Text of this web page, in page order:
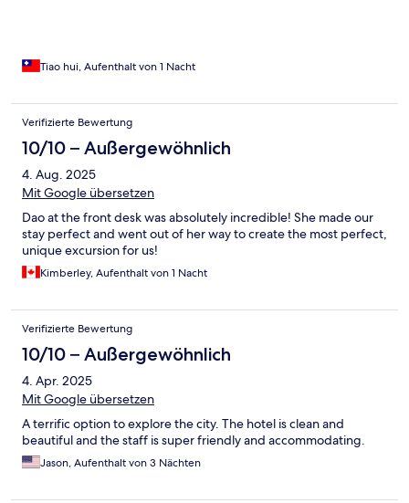
Tiao hui, Aufenthalt von 1 Nacht
Verifizierte Bewertung
10/10 – Außergewöhnlich
4. Aug. 2025
Mit Google übersetzen
Dao at the front desk was absolutely incredible! She made our
stay perfect and went out of her way to create the most perfect,
unique excursion for us!
Kimberley, Aufenthalt von 1 Nacht
Verifizierte Bewertung
10/10 – Außergewöhnlich
4. Apr. 2025
Mit Google übersetzen
A terrific option to explore the city. The hotel is clean and
beautiful and the staff is super friendly and accommodating.
Jason, Aufenthalt von 3 Nächten